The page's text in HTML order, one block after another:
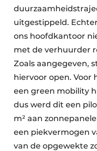
uitgestippeld.
ons hoofdkantoor
met de verhuurder
Zoals aangegeven,
hiervoor open. Voor
een green mobility
dus werd dit een
m² aan
een piekvermogen
van de opgewekte